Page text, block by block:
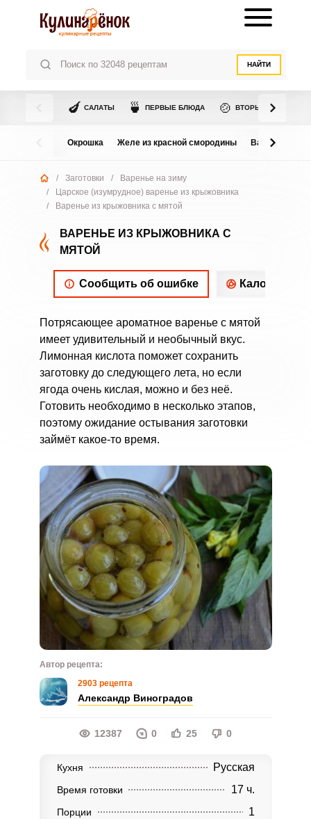
НАЙТИ
🍆 САЛАТЫ 🍵 ПЕРВЫЕ БЛЮДА 🍲 ВТОРЫЕ БЛЮДА
Окрошка Желе из красной смородины Варенье из
/ Заготовки /
Варенье на зиму
/
Царское (изумрудное) варенье из крыжовника
/
Варенье из крыжовника с мятой
ВАРЕНЬЕ ИЗ КРЫЖОВНИКА С
МЯТОЙ
Сообщить об ошибке
Потрясающее ароматное варенье с мятой
имеет удивительный и необычный вкус.
Лимонная кислота поможет сохранить
заготовку до следующего лета, но если
ягода очень кислая, можно и без неё.
Готовить необходимо в несколько этапов,
поэтому ожидание остывания заготовки
займёт какое-то время.
Автор рецепта:
2903 рецепта
Александр Виноградов
12387 0 25 0
Кухня Русская
Время готовки 17 ч.
Порции 1